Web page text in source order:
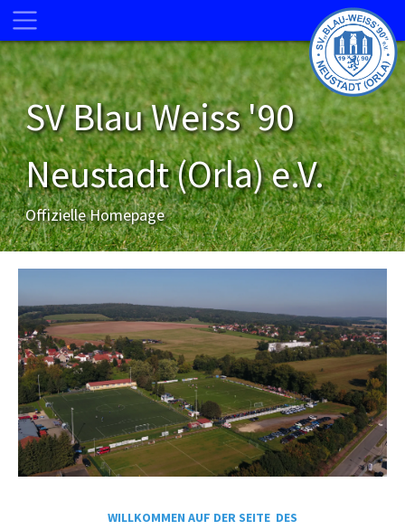
SV Blau Weiss '90
Neustadt (Orla) e.V.
Offizielle Homepage
WILLKOMMEN AUF DER SEITE DES